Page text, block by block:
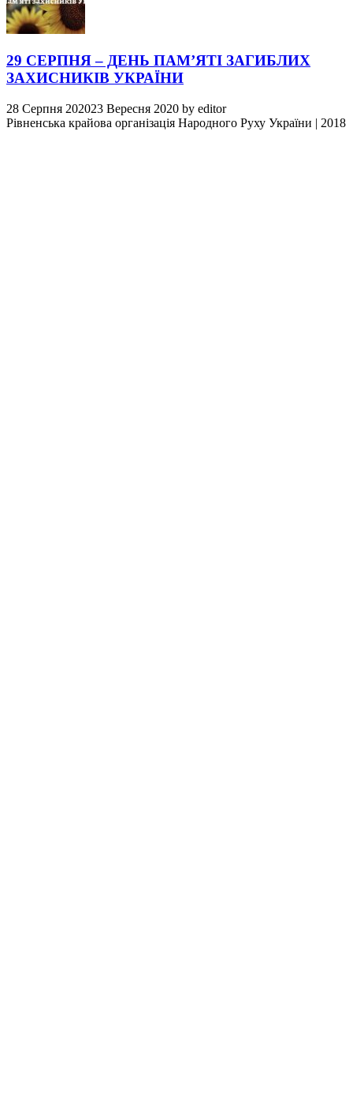
29 СЕРПНЯ – ДЕНЬ ПАМ’ЯТІ ЗАГИБЛИХ
ЗАХИСНИКІВ УКРАЇНИ
28 Серпня 202023 Вересня 2020 by editor
Рівненська крайова організація Народного Руху України | 2018